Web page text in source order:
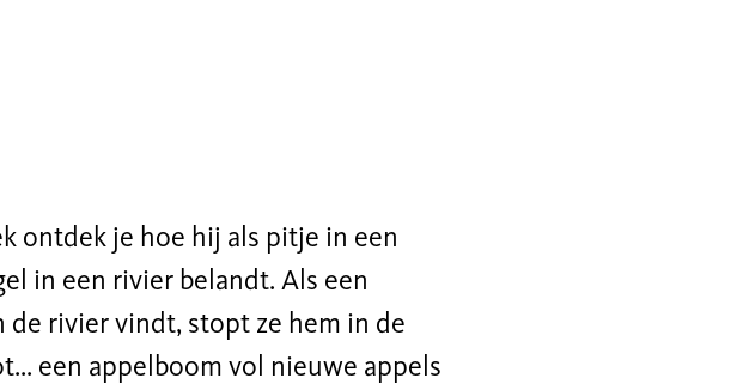
ontdek je hoe hij als pitje in een
in een rivier belandt. Als een
de rivier vindt, stopt ze hem in de
een appelboom vol nieuwe appels